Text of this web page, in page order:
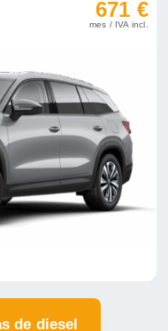
671 €
mes / IVA incl.
de diesel